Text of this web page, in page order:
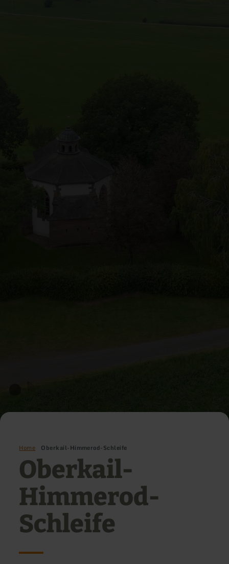
Home Oberkail-Himmerod-Schleife
Oberkail-
Himmerod-
Schleife